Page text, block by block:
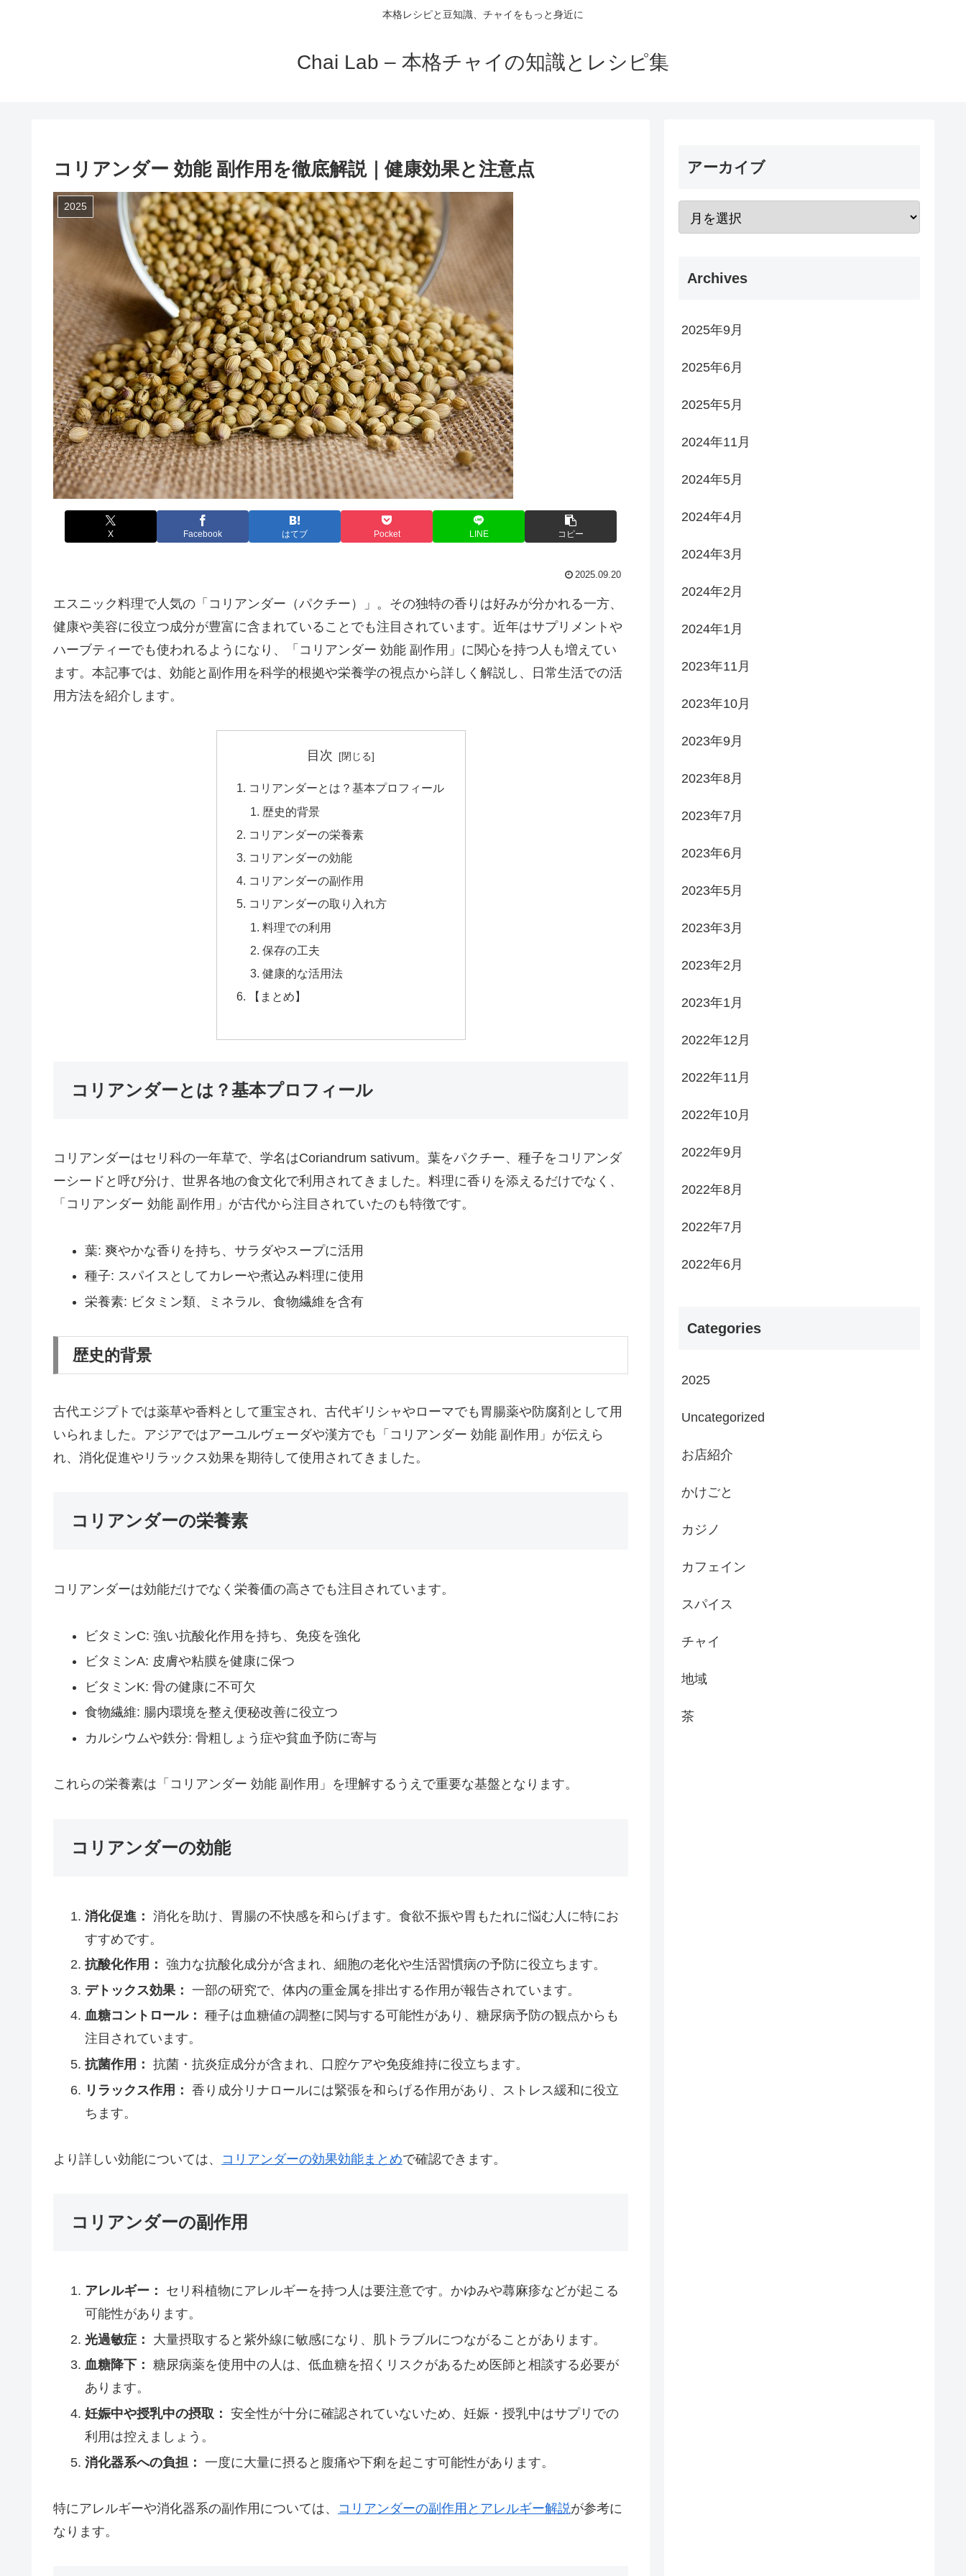
本格レシピと豆知識、チャイをもっと身近に
Chai Lab – 本格チャイの知識とレシピ集
コリアンダー 効能 副作用を徹底解説｜健康効果と注意点
2025
X Facebook はてブ Pocket LINE コピー
2025.09.20
エスニック料理で人気の「コリアンダー（パクチー）」。その独特の香りは好みが分かれる一方、
健康や美容に役立つ成分が豊富に含まれていることでも注目されています。近年はサプリメントや
ハーブティーでも使われるようになり、「コリアンダー 効能 副作用」に関心を持つ人も増えてい
ます。本記事では、効能と副作用を科学的根拠や栄養学の視点から詳しく解説し、日常生活での活
用方法を紹介します。
目次
コリアンダーとは？基本プロフィール
歴史的背景
コリアンダーの栄養素
コリアンダーの効能
コリアンダーの副作用
コリアンダーの取り入れ方
料理での利用
保存の工夫
健康的な活用法
【まとめ】
コリアンダーとは？基本プロフィール
コリアンダーはセリ科の一年草で、学名はCoriandrum sativum。葉をパクチー、種子をコリアンダ
ーシードと呼び分け、世界各地の食文化で利用されてきました。料理に香りを添えるだけでなく、
「コリアンダー 効能 副作用」が古代から注目されていたのも特徴です。
葉: 爽やかな香りを持ち、サラダやスープに活用
種子: スパイスとしてカレーや煮込み料理に使用
栄養素: ビタミン類、ミネラル、食物繊維を含有
歴史的背景
古代エジプトでは薬草や香料として重宝され、古代ギリシャやローマでも胃腸薬や防腐剤として用
いられました。アジアではアーユルヴェーダや漢方でも「コリアンダー 効能 副作用」が伝えら
れ、消化促進やリラックス効果を期待して使用されてきました。
コリアンダーの栄養素
コリアンダーは効能だけでなく栄養価の高さでも注目されています。
ビタミンC: 強い抗酸化作用を持ち、免疫を強化
ビタミンA: 皮膚や粘膜を健康に保つ
ビタミンK: 骨の健康に不可欠
食物繊維: 腸内環境を整え便秘改善に役立つ
カルシウムや鉄分: 骨粗しょう症や貧血予防に寄与
これらの栄養素は「コリアンダー 効能 副作用」を理解するうえで重要な基盤となります。
コリアンダーの効能
消化促進： 消化を助け、胃腸の不快感を和らげます。食欲不振や胃もたれに悩む人に特にお
すすめです。
抗酸化作用： 強力な抗酸化成分が含まれ、細胞の老化や生活習慣病の予防に役立ちます。
デトックス効果： 一部の研究で、体内の重金属を排出する作用が報告されています。
血糖コントロール： 種子は血糖値の調整に関与する可能性があり、糖尿病予防の観点からも
注目されています。
抗菌作用： 抗菌・抗炎症成分が含まれ、口腔ケアや免疫維持に役立ちます。
リラックス作用： 香り成分リナロールには緊張を和らげる作用があり、ストレス緩和に役立
ちます。
より詳しい効能については、 コリアンダーの効果効能まとめで確認できます。
コリアンダーの副作用
アレルギー：
セリ科植物にアレルギーを持つ人は要注意です。かゆみや蕁麻疹などが起こる
可能性があります。
光過敏症：
大量摂取すると紫外線に敏感になり、肌トラブルにつながることがあります。
血糖降下： 糖尿病薬を使用中の人は、低血糖を招くリスクがあるため医師と相談する必要が
あります。
妊娠中や授乳中の摂取： 安全性が十分に確認されていないため、妊娠・授乳中はサプリでの
利用は控えましょう。
消化器系への負担： 一度に大量に摂ると腹痛や下痢を起こす可能性があります。
特にアレルギーや消化器系の副作用については、 コリアンダーの副作用とアレルギー解説が参考に
なります。
アーカイブ
Archives
2025年9月
2025年6月
2025年5月
2024年11月
2024年5月
2024年4月
2024年3月
2024年2月
2024年1月
2023年11月
2023年10月
2023年9月
2023年8月
2023年7月
2023年6月
2023年5月
2023年3月
2023年2月
2023年1月
2022年12月
2022年11月
2022年10月
2022年9月
2022年8月
2022年7月
2022年6月
Categories
2025
Uncategorized
お店紹介
かけごと
カジノ
カフェイン
スパイス
チャイ
地域
茶